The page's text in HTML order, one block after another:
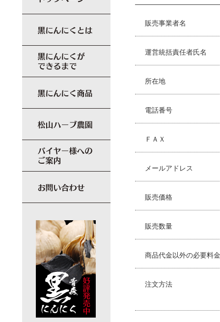
販売事業者名
運営統括責任者氏名
所在地
電話番号
ＦＡＸ
メールアドレス
販売価格
販売数量
商品代金以外の必要料金
注文方法